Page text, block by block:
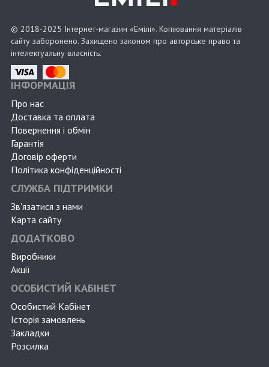
© 2018-2025 Інтернет-магазин «Емілі». Копіювання матеріалів
сайту заборонено. Захищено законом про авторське право та
інтелектуальну власність.
ІНФОРМАЦІЯ
Про нас
Доставка та оплата
Повернення і обмін
Гарантія
Договір оферти
Політика конфіденційності
СЛУЖБА ПІДТРИМКИ
Зв'язатися з нами
Карта сайту
ДОДАТКОВО
Виробники
Акції
ОСОБИСТИЙ КАБІНЕТ
Особистий Кабінет
Історія замовлень
Закладки
Розсилка